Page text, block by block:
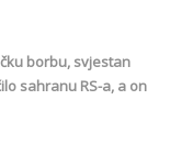
borbu, svjestan
sahranu RS-a, a on